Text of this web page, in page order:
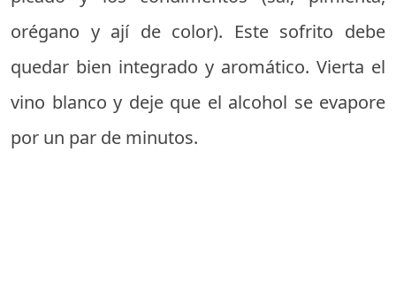
orégano y ají de color). Este sofrito debe
quedar bien integrado y aromático. Vierta el
vino blanco y deje que el alcohol se evapore
por un par de minutos.